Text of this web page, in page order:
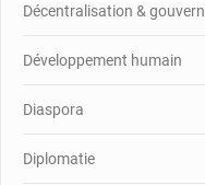
Décentralisation &
Développement humain
Diaspora
Diplomatie